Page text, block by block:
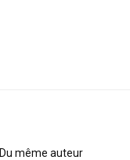
Du même auteur